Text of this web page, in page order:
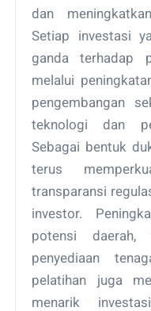
dan
Setiap investasi
ganda terhadap
melalui
pengembangan
teknologi dan
Sebagai bentuk
terus
transparansi
investor.
potensi daerah,
penyediaan
pelatihan juga
menarik